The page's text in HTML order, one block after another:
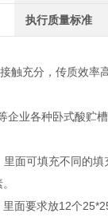
执行质量标准
触充分，传质效率
业各种卧式酸贮
可填充不同的
面要求放12个